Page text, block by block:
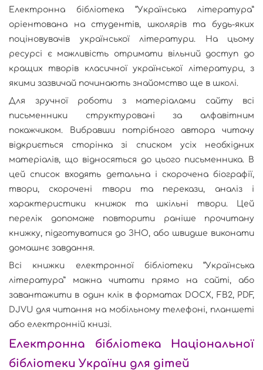
Електронна бібліотека “Українська література”
оріентована на студентів, школярів та будь-яких
поціновувачів української літератури. На цьому
ресурсі є можливість отримати вільний доступ до
кращих творів класичної української літератури, з
якими зазвичай починають знайомство ще в школі.
Для зручної роботи з матеріалами сайту всі
письменники структуровані за алфавітним
покажчиком. Вибравши потрібного автора читачу
відкриється сторінка зі списком усіх необхідних
матеріалів, що відносяться до цього письменника. В
цей список входять детальна і скорочена біографії,
твори, скорочені твори та перекази, аналіз і
характеристики книжок та шкільні твори. Цей
перелік допоможе повторити раніше прочитану
книжку, підготуватися до ЗНО, або швидше виконати
домашнє завдання.
Всі книжки електронної бібліотеки “Українська
література” можна читати прямо на сайті, або
завантажити в один клік в форматах DOCX, FB2, PDF,
DJVU для читання на мобільному телефоні, планшеті
або електронній книзі.
Електронна бібліотека Національної
бібліотеки України для дітей